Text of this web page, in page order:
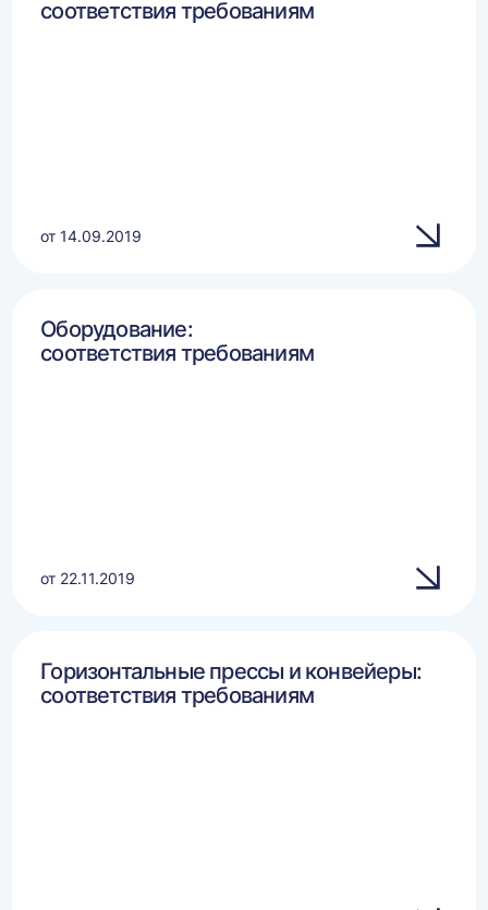
соответствия требованиям
от 14.09.2019
Оборудование:
соответствия требованиям
от 22.11.2019
Горизонтальные прессы и конвейеры:
соответствия требованиям